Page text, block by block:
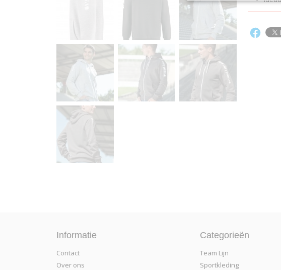
Informatie
Contact
Over ons
Categorieën
Team Lijn
Sportkleding